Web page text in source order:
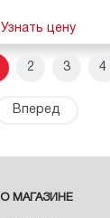
Узнать цену
2 3 4
Вперед
О МАГАЗИНЕ